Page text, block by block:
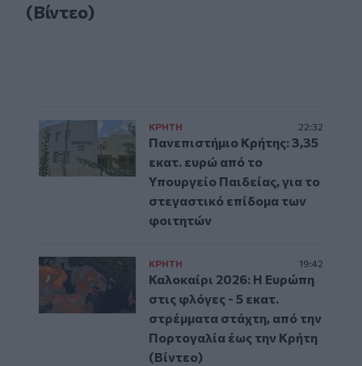
(Βίντεο)
ΚΡΗΤΗ 22:32
Πανεπιστήμιο Κρήτης: 3,35
εκατ. ευρώ από το
Υπουργείο Παιδείας, για το
στεγαστικό επίδομα των
φοιτητών
ΚΡΗΤΗ 19:42
Καλοκαίρι 2026: Η Ευρώπη
στις φλόγες - 5 εκατ.
στρέμματα στάχτη, από την
Πορτογαλία έως την Κρήτη
(Βίντεο)